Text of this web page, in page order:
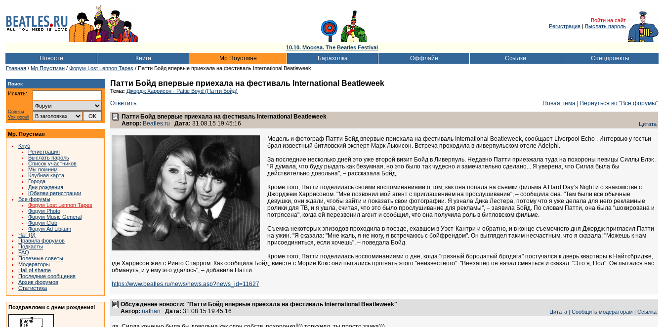
Войти на сайт
Регистрация | Выслать пароль
10.10. Москва. The Beatles Festival
Новости Книги Мр.Поустман Барахолка Оффлайн Ссылки Спецпроекты
Главная / Мр.Поустман / Форум Lost Lennon Tapes / Патти Бойд впервые приехала на фестиваль International Beatleweek
Поиск
Искать:
Советы
Vox populi
Мр. Поустман
Клуб
Регистрация
Выслать пароль
Список участников
Мы помним
Клубная карта
Города
Дни рождения
Юбилеи регистрации
Все форумы
Форум Lost Lennon Tapes
Форум Photo
Форум Music General
Форум Club
Форум Ad Libitum
Чат (0)
Правила форумов
Подкасты
FAQ
Полезные советы
Модераторы
Hall of shame
Последние сообщения
Архив форумов
Статистика
Поздравляем с днем рождения!
Патти Бойд впервые приехала на фестиваль International Beatleweek
Тема: Джордж Харрисон - Pattie Boyd (Патти Бойд)
Ответить Новая тема
Вернуться во "Все форумы"
Патти Бойд впервые приехала на фестиваль International Beatleweek
Автор: Beatles.ru Дата: 31.08.15 19:45:16 Цитата
Модель и фотограф Патти Бойд впервые приехала на фестиваль International Beatleweek, сообщает Liverpool Echo . Интервью у гостьи
брал известный битловский эксперт Марк Льюисон. Встреча проходила в ливерпульском отеле Adelphi.
За последние несколько дней это уже второй визит Бойд в Ливерпуль. Недавно Патти приезжала туда на похороны певицы Силлы Блэк .
"Я думала, что буду рыдать как безумная, но это было так чудесно и замечательно сделано... Я уверена, что Силла была бы
действительно довольна", – рассказала Бойд.
Кроме того, Патти поделилась своими воспоминаниями о том, как она попала на съемки фильма A Hard Day’s Night и о знакомстве с
Джорджем Харрисоном. "Мне позвонил мой агент с приглашением на прослушивание", – сообщила она. "Там были все обычные
девушки, они ждали, чтобы зайти и показать свои фотографии. Я узнала Дика Лестера, потому что я уже делала для него рекламные
ролики для ТВ, и я ушла, считая, что это было прослушивание для рекламы", – заявила Бойд. По словам Патти, она была "шокирована и
потрясена", когда ей перезвонил агент и сообщил, что она получила роль в битловском фильме.
Съемка некоторых эпизодов проходила в поезде, ехавшем в Уэст-Кантри и обратно, и в конце съемочного дня Джордж пригласил Патти
на ужин. "Я сказала: "Мне жаль, я не могу, я встречаюсь с бойфрендом". Он выглядел таким несчастным, что я сказала: "Можешь к нам
присоединиться, если хочешь", – поведала Бойд.
Кроме того, Патти поделилась воспоминаниями о дне, когда "грязный бородатый бродяга" постучался к дверь квартиры в Найтсбридже,
где Харрисон жил с Ринго Старром. Как сообщила Бойд, вместе с Морин Кокс они пытались прогнать этого "неизвестного". "Внезапно он начал смеяться и сказал: "Это я, Пол". Он пытался нас
обмануть, и у ему это удалось", – добавила Патти.
https://www.beatles.ru/news/news.asp?news_id=11627
Обсуждение новости: "Патти Бойд впервые приехала на фестиваль International Beatleweek"
Автор: nathan Дата: 31.08.15 19:45:16 Цитата | Сообщить модераторам | Ссылка